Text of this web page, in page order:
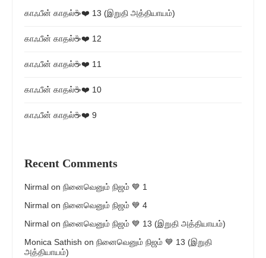
காஃபீன் காதல்☕❤️ 13 (இறுதி அத்தியாயம்)
காஃபீன் காதல்☕❤️ 12
காஃபீன் காதல்☕❤️ 11
காஃபீன் காதல்☕❤️ 10
காஃபீன் காதல்☕❤️ 9
Recent Comments
Nirmal on நினைவெனும் நிஜம் 💙 1
Nirmal on நினைவெனும் நிஜம் 💙 4
Nirmal on நினைவெனும் நிஜம் 💙 13 (இறுதி அத்தியாயம்)
Monica Sathish on நினைவெனும் நிஜம் 💙 13 (இறுதி
அத்தியாயம்)